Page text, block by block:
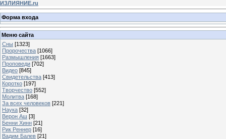
ИЗЛИЯНИЕ.ru
Форма входа
Меню сайта
Сны [1323]
Пророчества [1066]
Размышления [1663]
Проповеди [702]
Видео [845]
Свидетельства [413]
Коротко [197]
Творчество [552]
Молитва [168]
За всех человеков [221]
Наука [32]
Верон Аш [3]
Бенни Хинн [21]
Рик Реннер [16]
Вадим Балев [21]